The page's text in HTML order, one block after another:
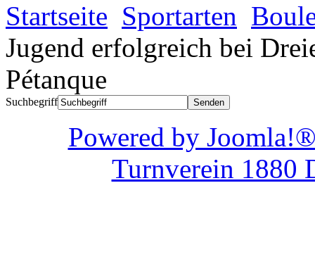
Startseite Sportarten
Jugend erfolgreich bei
Pétanque
Suchbegriff
Powered by
Turnverein